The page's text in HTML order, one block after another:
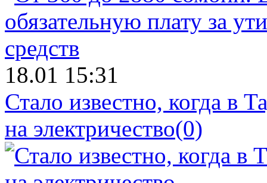
18.01 15:31
Стало известно, когда в
на электричество(0)